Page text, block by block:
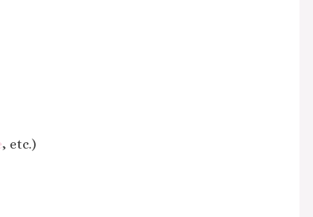
, etc.)